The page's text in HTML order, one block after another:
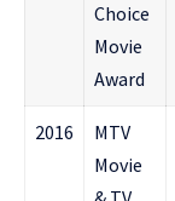
Choice
Movie
Award
2016
MTV
Movie